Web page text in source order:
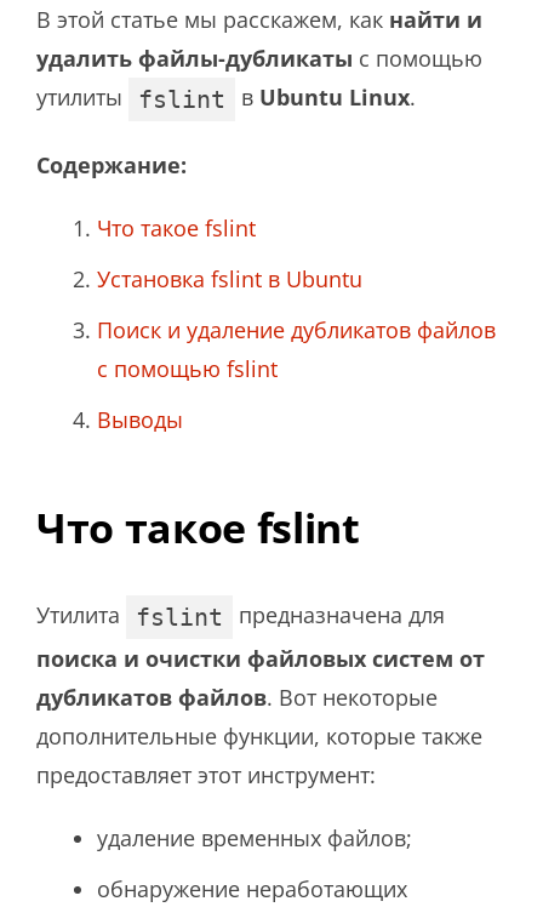
В этой статье мы расскажем, как найти и
удалить файлы-дубликаты с помощью
утилиты
fslint в Ubuntu Linux.
Содержание:
Что такое fslint
Установка fslint в Ubuntu
Поиск и удаление дубликатов файлов
с помощью fslint
Выводы
Что такое fslint
Утилита fslint
предназначена для
поиска и очистки файловых систем от
дубликатов файлов. Вот некоторые
дополнительные функции, которые также
предоставляет этот инструмент:
удаление временных файлов;
обнаружение неработающих